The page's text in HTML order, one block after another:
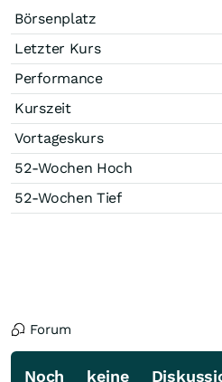
Börsenplatz
Letzter Kurs
Performance
Kurszeit
Vortageskurs
52-Wochen Hoch
52-Wochen Tief
Forum
Noch keine